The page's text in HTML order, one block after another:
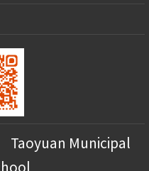
Taoyuan Municipal